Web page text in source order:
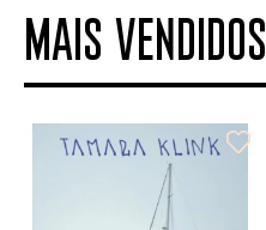
MAIS VENDIDOS